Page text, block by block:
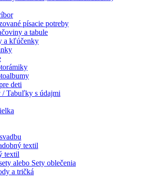
písacie potreby
a tabule
a kľúčenky
deti
Tabuľky s údajmi
textil
textil
alebo Sety oblečenia
a tričká